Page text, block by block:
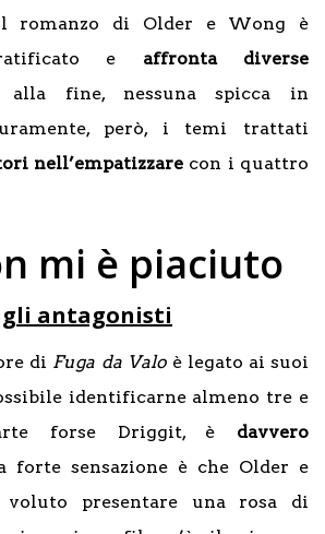
romanzo di Older e Wong è
e affronta diverse
alla fine, nessuna spicca in
però, i temi trattati
nell’empatizzare con i quattro
mi è piaciuto
antagonisti
di Fuga da Valo è legato ai suoi
identificarne almeno tre e
forse Driggit, è davvero
forte sensazione è che Older e
voluto presentare una rosa di